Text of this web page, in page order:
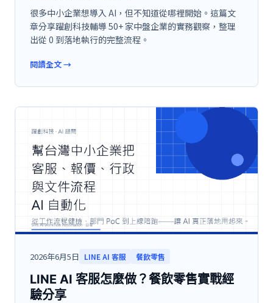
很多中小企業想導入 AI，但不知道從哪裡開始。這篇文
章分享躍創科技輔導 50+ 家中盤企業的實務觀察，整理
出從 0 到落地執行的完整流程。
閱讀全文→
2026年6月5日 LINE AI 客服 餐飲零售
LINE AI 客服怎麼做？餐飲零售實戰經
驗分享